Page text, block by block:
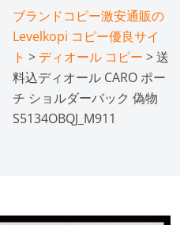
ブランドコピー激安通販の
Levelkopi コピー優良サイ
ト > ディオール コピー > 送
料込ディオール CARO ポー
チ ショルダーバック 偽物
S5134OBQJ_M911